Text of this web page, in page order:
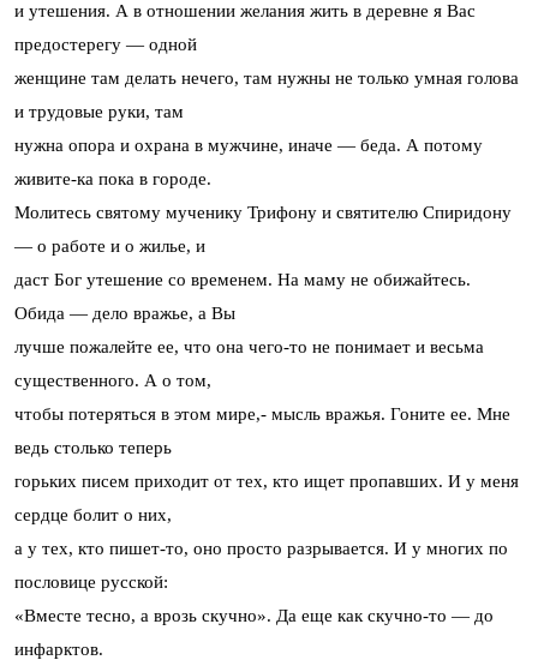
и утешения. А в отношении желания жить в деревне я Вас
предостерегу — одной
женщине там делать нечего, там нужны не только умная голова
и трудовые руки, там
нужна опора и охрана в мужчине, иначе — беда. А потому
живите-ка пока в городе.
Молитесь святому мученику Трифону и святителю Спиридону
— о работе и о жилье, и
даст Бог утешение со временем. На маму не обижайтесь.
Обида — дело вражье, а Вы
лучше пожалейте ее, что она чего-то не понимает и весьма
существенного. А о том,
чтобы потеряться в этом мире,- мысль вражья. Гоните ее. Мне
ведь столько теперь
горьких писем приходит от тех, кто ищет пропавших. И у меня
сердце болит о них,
а у тех, кто пишет-то, оно просто разрывается. И у многих по
пословице русской:
«Вместе тесно, а врозь скучно». Да еще как скучно-то — до
инфарктов.